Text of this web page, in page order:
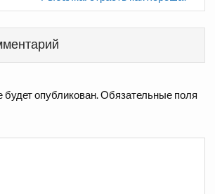
опубликован.Обязательные поля